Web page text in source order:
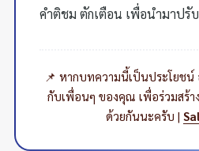
คำติชม ตักเตือน เพื่อนำมาปรั
📌 หากบทความนี้เป็นประโยช
กับเพื่อนๆ ของคุณ เพื่อร่วมสร้า
ด้วยกันนะครับ |